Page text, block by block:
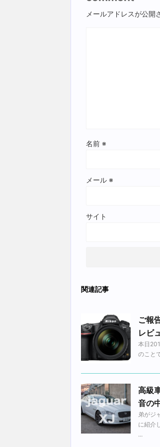
メールアドレスが公開
名前 ※
メール ※
サイト
関連記事
ご報
レビ
本日
のこと
高級
音の
弟がジ
に紹介
...